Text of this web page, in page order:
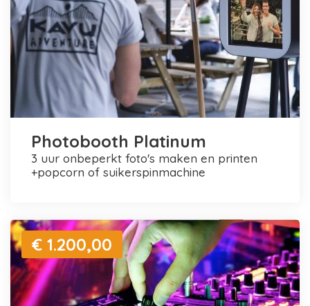
Photobooth Platinum
3 uur onbeperkt foto's maken en printen
+popcorn of suikerspinmachine
€ 1.200,00